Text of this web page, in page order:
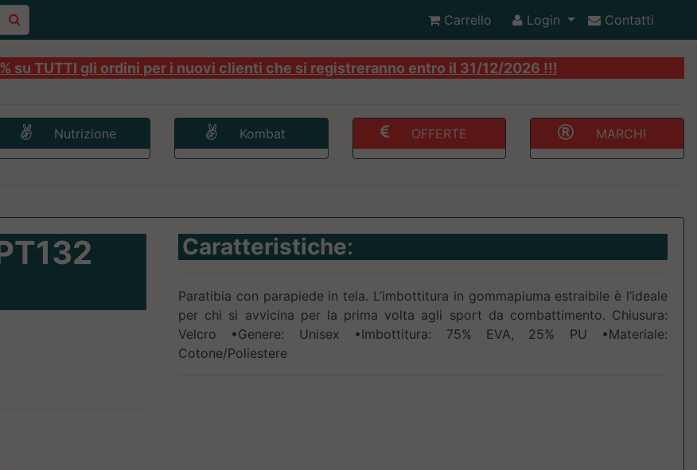
Carrello Login Contatti
su TUTTI gli ordini per i nuovi clienti che si registreranno entro il 31/12/2026 !!!
Nutrizione Kombat OFFERTE MARCHI
Caratteristiche:
Paratibia con parapiede in tela. L’imbottitura in gommapiuma estraibile è l’ideale
per chi si avvicina per la prima volta agli sport da combattimento. Chiusura:
Velcro •Genere: Unisex •Imbottitura: 75% EVA, 25% PU •Materiale:
Cotone/Poliestere